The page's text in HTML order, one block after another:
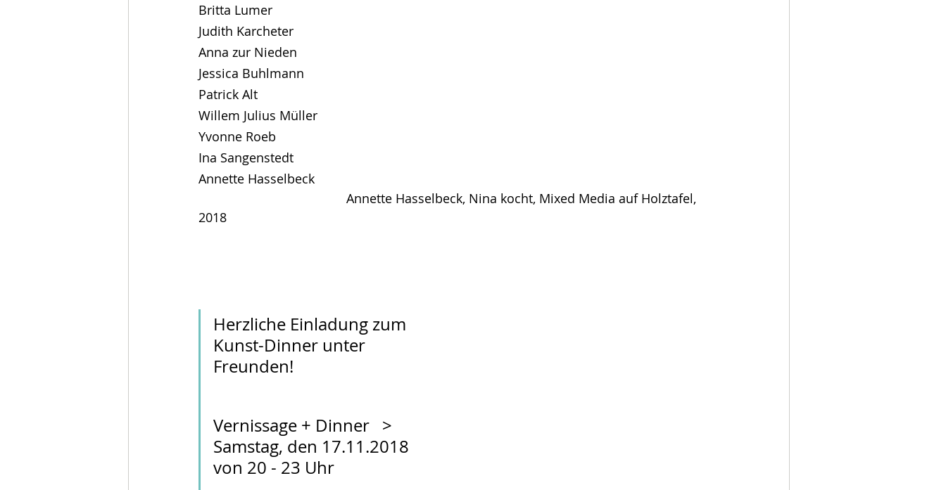
Britta Lumer
Judith Karcheter
Anna zur Nieden
Jessica Buhlmann
Patrick Alt
Willem Julius Müller
Yvonne Roeb
Ina Sangenstedt
Annette Hasselbeck
2018
Herzliche Einladung zum
Kunst-Dinner unter
Freunden!
Vernissage + Dinner   >
Samstag, den 17.11.2018
von 20 - 23 Uhr